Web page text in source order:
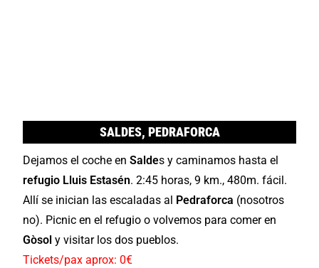
SALDES, PEDRAFORCA
Dejamos el coche enSaldes y caminamos hasta el
refugio Lluis Estasén. 2:45 horas, 9 km., 480m. fácil.
Allí se inician las escaladas al Pedraforca (nosotros
no). Picnic en el refugio o volvemos para comer en
Gòsol y visitar los dos pueblos.
Tickets/pax aprox: 0€